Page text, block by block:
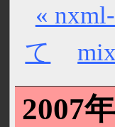
«
て
2007